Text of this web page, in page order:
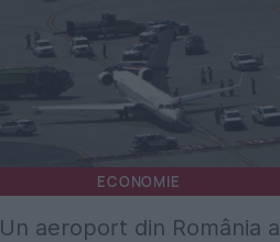
ECONOMIE
Un aeroport din România a